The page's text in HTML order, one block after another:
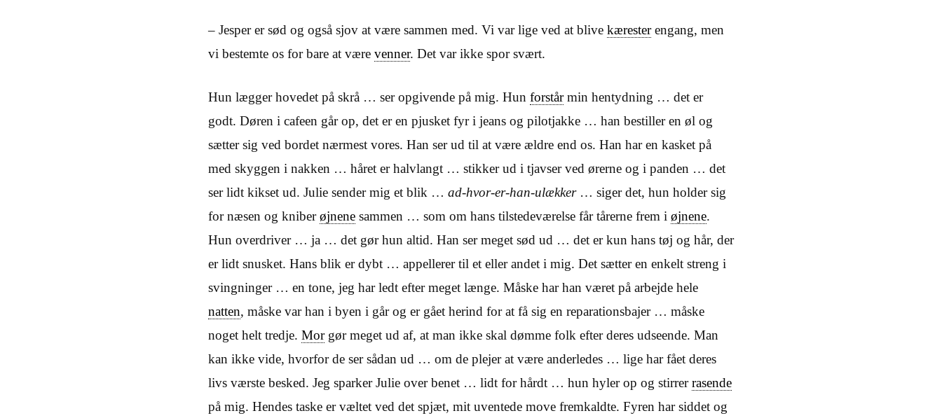
– Jesper er sød og også sjov at være sammen med. Vi var lige ved at blive kæresterengang, men
vi bestemte os for bare at være venner. Det var ikke spor svært.
Hun lægger hovedet på skrå … ser opgivende på mig. Hun forstårmin hentydning … det er
godt. Døren i cafeen går op, det er en pjusket fyr i jeans og pilotjakke … han bestiller en øl og
sætter sig ved bordet nærmest vores. Han ser ud til at være ældre end os. Han har en kasket på
med skyggen i nakken … håret er halvlangt … stikker ud i tjavser ved ørerne og i panden … det
ser lidt kikset ud. Julie sender mig et blik … ad-hvor-er-han-ulækker… siger det, hun holder sig
for næsen og kniberøjnene sammen … som om hans tilstedeværelse får tårerne frem i øjnene.
Hun overdriver … ja … det gør hun altid. Han ser meget sød ud … det er kun hans tøj og hår, der
er lidt snusket. Hans blik er dybt … appellerer til et eller andet i mig. Det sætter en enkelt streng i
svingninger … en tone, jeg har ledt efter meget længe. Måske har han været på arbejde hele
natten, måske var han i byen i går og er gået herind for at få sig en reparationsbajer … måske
noget helt tredje. Morgør meget ud af, at man ikke skal dømme folk efter deres udseende. Man
kan ikke vide, hvorfor de ser sådan ud … om de plejer at være anderledes … lige har fået deres
livs værste besked. Jeg sparker Julie over benet … lidt for hårdt … hun hyler op og stirrerrasende
på mig. Hendes taske er væltet ved det spjæt, mit uventede move fremkaldte. Fyren har siddet og